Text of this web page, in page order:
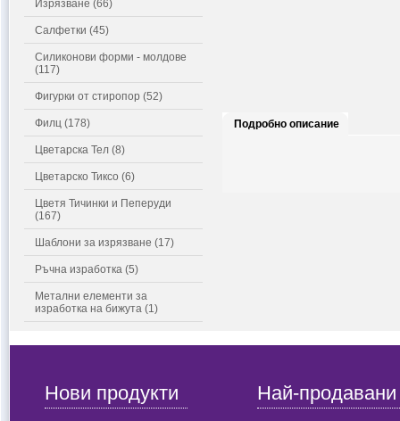
Изрязване (66)
Салфетки (45)
Силиконови форми - молдове
(117)
Фигурки от стиропор (52)
Филц (178)
Цветарска Тел (8)
Цветарско Тиксо (6)
Цветя Тичинки и Пеперуди
(167)
Шаблони за изрязване (17)
Ръчна изработка (5)
Метални елементи за
изработка на бижута (1)
Подробно описание
Нови продукти Най-продавани